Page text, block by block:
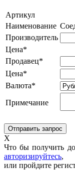
Артикул
Наименование
Производитель
Цена*
Продавец*
Цена*
Валюта*
Примечание
X
Что бы получить
авторизируйтесь,
или пройдите